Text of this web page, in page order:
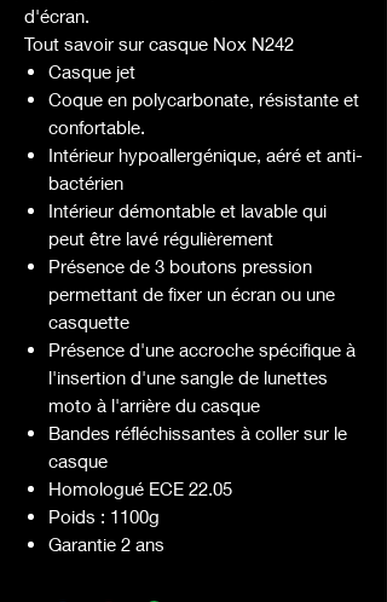
d'écran.
Tout savoir sur casque Nox N242
Casque jet
Coque en polycarbonate, résistante et
confortable.
Intérieur hypoallergénique, aéré et anti-
bactérien
Intérieur démontable et lavable qui
peut être lavé régulièrement
Présence de 3 boutons pression
permettant de fixer un écran ou une
casquette
Présence d'une accroche spécifique à
l'insertion d'une sangle de lunettes
moto à l'arrière du casque
Bandes réfléchissantes à coller sur le
casque
Homologué ECE 22.05
Poids : 1100g
Garantie 2 ans